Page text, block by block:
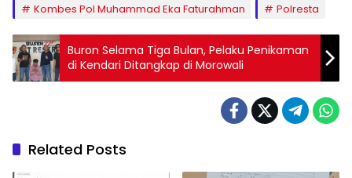
Kombes Pol Muhammad Eka Faturahman
Polresta
Buron Selama Tiga Bulan, Pelaku Penikaman
di Kendari Ditangkap di Morowali
Related Posts